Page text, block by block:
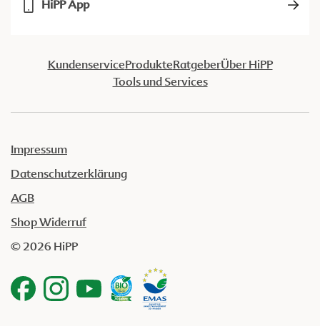
HiPP App
KundenserviceProdukteRatgeberÜber HiPP
Tools und Services
Impressum
Datenschutzerklärung
AGB
Shop Widerruf
© 2026 HiPP